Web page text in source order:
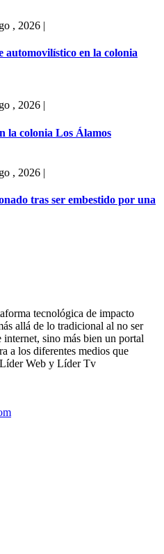
, 2026 |
automovilístico en la colonia
, 2026 |
la colonia Los Álamos
, 2026 |
tras ser embestido por una
tecnológica de impacto
allá de lo tradicional al no ser
sino más bien un portal
a los diferentes medios que
Web y Líder Tv